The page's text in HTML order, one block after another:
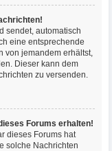
sendet, automatisch
eine entsprechende
von jemandem erhältst,
Dieser kann dem
zu versenden.
Forums erhalten!
dieses Forums hat
solche Nachrichten